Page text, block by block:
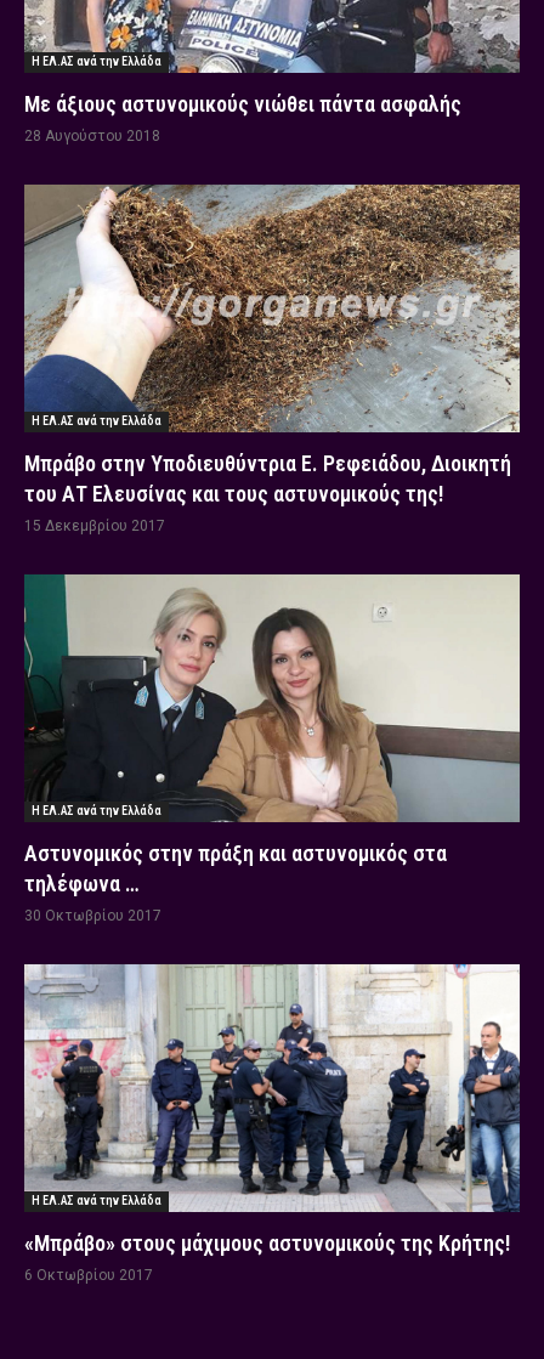
Η ΕΛ.ΑΣ ανά την Ελλάδα
Με άξιους αστυνομικούς νιώθει πάντα ασφαλής
28 Αυγούστου 2018
Η ΕΛ.ΑΣ ανά την Ελλάδα
Μπράβο στην Υποδιευθύντρια Ε. Ρεφειάδου, Διοικητή
του ΑΤ Ελευσίνας και τους αστυνομικούς της!
15 Δεκεμβρίου 2017
Η ΕΛ.ΑΣ ανά την Ελλάδα
Αστυνομικός στην πράξη και αστυνομικός στα
τηλέφωνα …
30 Οκτωβρίου 2017
Η ΕΛ.ΑΣ ανά την Ελλάδα
«Μπράβο» στους μάχιμους αστυνομικούς της Κρήτης!
6 Οκτωβρίου 2017